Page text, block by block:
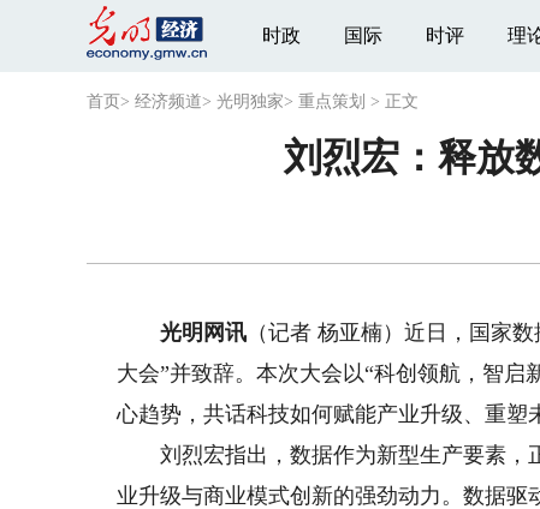
时政 国际 时评 理
首页 > 经济频道> 光明独家> 重点策划 > 正文
刘烈宏：释放
光明网讯 （记者 杨亚楠）近日，国家
大会”并致辞。本次大会以“科创领航，智
心趋势，共话科技如何赋能产业升级、重塑
刘烈宏指出，数据作为新型生产要素，
业升级与商业模式创新的强劲动力。数据